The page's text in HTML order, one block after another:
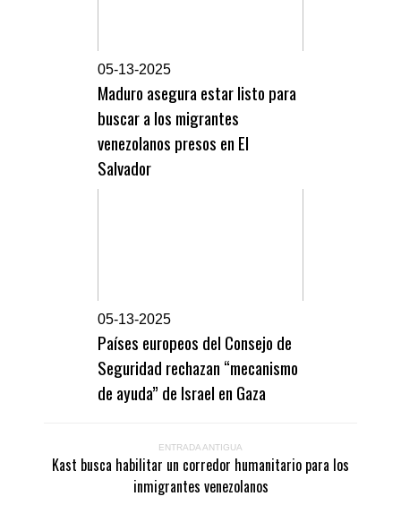
05-13-2025
Maduro asegura estar listo para
buscar a los migrantes
venezolanos presos en El
Salvador
05-13-2025
Países europeos del Consejo de
Seguridad rechazan “mecanismo
de ayuda” de Israel en Gaza
ENTRADA ANTIGUA
Kast busca habilitar un corredor humanitario para los
inmigrantes venezolanos